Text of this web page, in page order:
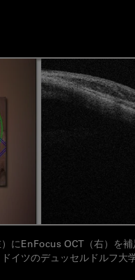
にEnFocus OCT（右）を
イツのデュッセルドルフ